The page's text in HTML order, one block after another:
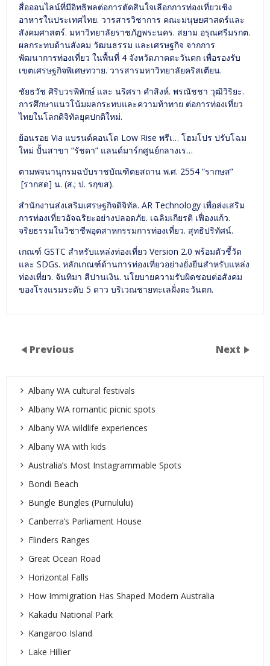
สื่อออนไลน์ที่มีอิทธิพลต่อการตัดสินใจเลือกการท่องเที่ยวเชิง
อาหารในประเทศไทย. วารสารวิชาการ คณะมนุษยศาสตร์และ
สังคมศาสตร์. มหาวิทยาลัยราชภัฏพระนคร. สยาม อรุณศรีมรกต.
ผลกระทบด้านสังคม วัฒนธรรม และเศรษฐกิจ จากการ
พัฒนาการท่องเที่ยว ในพื้นที่ 4 จังหวัดภาคตะวันตก เพื่อรองรับ
เขตเศรษฐกิจพิเศษทวาย. วารสารมหาวิทยาลัยคริสเตียน.
ชัยธวัช ศิริบวรพิทักษ์ และ นริศรา คำสิงห์. พรณัชชา วุฒิวิริยะ.
การศึกษาแนวโน้มผลกระทบและความท้าทาย ต่อการท่องเที่ยว
ไทยในโลกดิจิทัลยุคปกติใหม่.
ย้อนรอย Via แบรนด์คอนโด Low Rise พรีเ… โฮมโปร ปรับโฉม
ใหม่ ปั้นสาขา “รัชดา” แลนด์มาร์กศูนย์กลางเร…
ตามพจนานุกรมฉบับราชบัณฑิตยสถาน พ.ศ. 2554 “รากษส”
[รากสด] น. (ส.; ป. รกฺขส).
สำนักงานส่งเสริมเศรษฐกิจดิจิทัล. AR Technology เพื่อส่งเสริม
การท่องเที่ยวอัจฉริยะอย่างปลอดภัย. เฉลิมเกียรติ เฟื่องแก้ว.
จริยธรรมในวิชาชีพอุตสาหกรรมการท่องเที่ยว. สุทธิปริทัศน์.
เกณฑ์ GSTC สำหรับแหล่งท่องเที่ยว Version 2.0 พร้อมตัวชี้วัด
และ SDGs. หลักเกณฑ์ด้านการท่องเที่ยวอย่างยั่งยืนสำหรับแหล่ง
ท่องเที่ยว. จันทิมา สีปานเงิน. นโยบายความรับผิดชอบต่อสังคม
ของโรงแรมระดับ 5 ดาว บริเวณชายทะเลฝั่งตะวันตก.
Previous Next
Albany WA cultural festivals
Albany WA romantic picnic spots
Albany WA wildlife experiences
Albany WA with kids
Australia’s Most Instagrammable Spots
Bondi Beach
Bungle Bungles (Purnululu)
Canberra’s Parliament House
Flinders Ranges
Great Ocean Road
Horizontal Falls
How Immigration Has Shaped Modern Australia
Kakadu National Park
Kangaroo Island
Lake Hillier